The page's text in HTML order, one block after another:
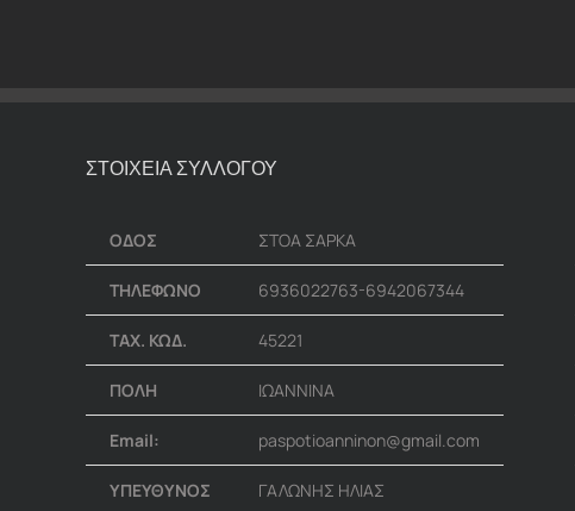
ΣΤΟΙΧΕΙΑ ΣΥΛΛΟΓΟΥ
ΟΔΟΣ ΣΤΟΑ ΣΑΡΚΑ
ΤΗΛΕΦΩΝΟ 6936022763-6942067344
ΤΑΧ. ΚΩΔ. 45221
ΠΟΛΗ ΙΩΑΝΝΙΝΑ
Email: paspotioanninon@gmail.com
ΥΠΕΥΘΥΝΟΣ ΓΑΛΩΝΗΣ ΗΛΙΑΣ